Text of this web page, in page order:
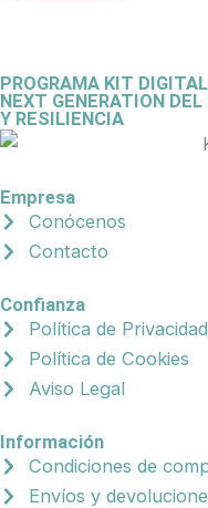
PROGRAMA KIT
NEXT GENERATION
Y RESILIENCIA
Empresa
Conócenos
Contacto
Confianza
Política de Privacidad
Política de Cookies
Aviso Legal
Información
Condiciones de
Envíos y